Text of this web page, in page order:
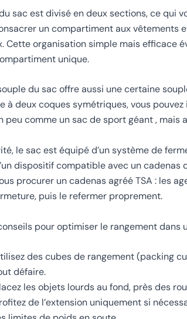
sac est divisé en deux sections, ce qui
un compartiment aux vêtements
Cette organisation simple mais efficace
unique.
du sac offre aussi une certaine
à deux coques symétriques, vous
peu comme un sac de sport géant ,
le sac est équipé d’un système de
dispositif compatible avec un cadenas
procurer un cadenas agréé TSA : les
puis le refermer proprement.
pour optimiser le rangement dans
des cubes de rangement (packing
défaire.
les objets lourds au fond, près des
de l’extension uniquement si